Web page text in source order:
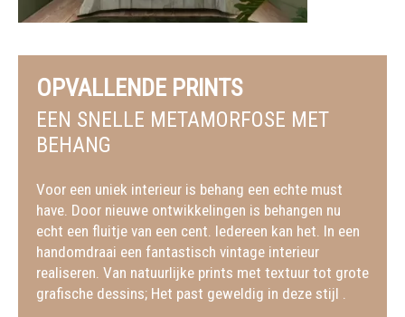
OPVALLENDE PRINTS
EEN SNELLE METAMORFOSE MET
BEHANG
Voor een uniek interieur is behang een echte must
have. Door nieuwe ontwikkelingen is behangen nu
echt een fluitje van een cent. Iedereen kan het. In een
handomdraai een fantastisch vintage interieur
realiseren. Van natuurlijke prints met textuur tot grote
grafische dessins; Het past geweldig in deze stijl .